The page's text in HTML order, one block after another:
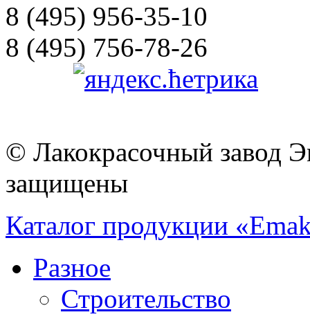
8 (495) 956-35-10
8 (495) 756-78-26
© Лакокрасочный завод
защищены
Каталог продукции
Разное
Строительство